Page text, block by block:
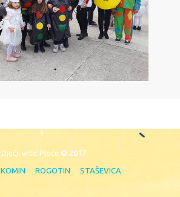
Dječji vrtić Ploče © 2017.
KOMIN ROGOTIN STAŠEVICA